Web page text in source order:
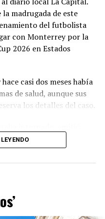
madrugada de este
del futbolista
con Monterrey por la
2026 en Estados
casi dos meses había
de salud, aunque sus
los detalles del caso.
se afirma que “a
con el penoso
del paciente JORGE
a sus familiares y
expresándoles
En cumplimiento